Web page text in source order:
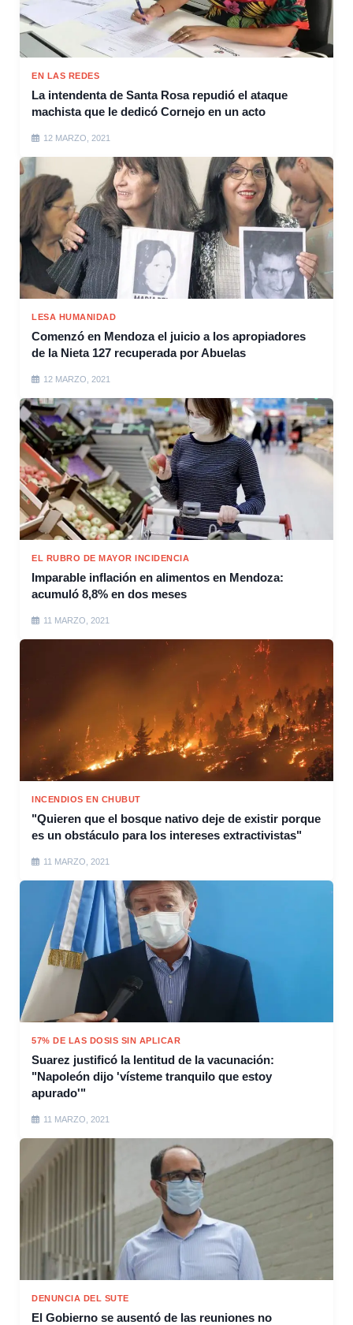
EN LAS REDES
La intendenta de Santa Rosa repudió el ataque
machista que le dedicó Cornejo en un acto
12 MARZO, 2021
LESA HUMANIDAD
Comenzó en Mendoza el juicio a los apropiadores
de la Nieta 127 recuperada por Abuelas
12 MARZO, 2021
EL RUBRO DE MAYOR INCIDENCIA
Imparable inflación en alimentos en Mendoza:
acumuló 8,8% en dos meses
11 MARZO, 2021
INCENDIOS EN CHUBUT
"Quieren que el bosque nativo deje de existir porque
es un obstáculo para los intereses extractivistas"
11 MARZO, 2021
57% DE LAS DOSIS SIN APLICAR
Suarez justificó la lentitud de la vacunación:
"Napoleón dijo 'vísteme tranquilo que estoy
apurado'"
11 MARZO, 2021
DENUNCIA DEL SUTE
El Gobierno se ausentó de las reuniones no